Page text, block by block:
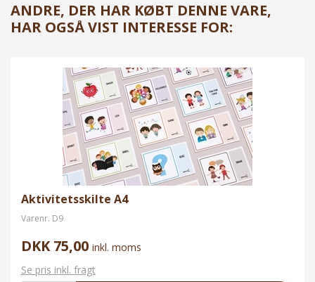
ANDRE, DER HAR KØBT DENNE VARE,
HAR OGSÅ VIST INTERESSE FOR:
Aktivitetsskilte A4
Varenr. D9
DKK 75,00 inkl. moms
Se pris inkl. fragt